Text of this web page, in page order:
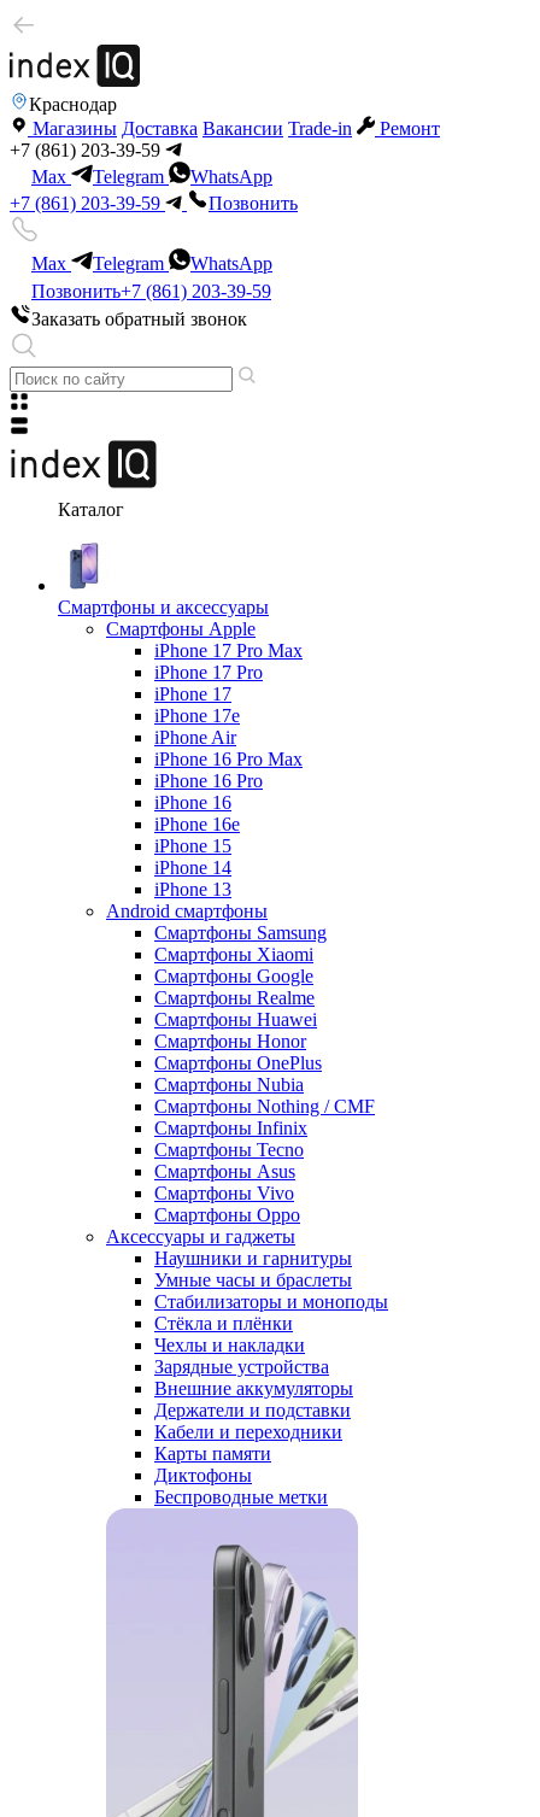
Краснодар
Магазины Доставка Вакансии Trade-in
Ремонт
+7 (861) 203-39-59
Max
Telegram
WhatsApp
+7 (861) 203-39-59
Позвонить
Max Telegram
WhatsApp
Позвонить+7 (861) 203-39-59
Заказать обратный звонок
Каталог
Смартфоны и аксессуары
Смартфоны Apple
iPhone 17 Pro Max
iPhone 17 Pro
iPhone 17
iPhone 17e
iPhone Air
iPhone 16 Pro Max
iPhone 16 Pro
iPhone 16
iPhone 16e
iPhone 15
iPhone 14
iPhone 13
Android cмартфоны
Смартфоны Samsung
Смартфоны Xiaomi
Смартфоны Google
Смартфоны Realme
Смартфоны Huawei
Смартфоны Honor
Смартфоны OnePlus
Смартфоны Nubia
Смартфоны Nothing / CMF
Смартфоны Infinix
Смартфоны Tecno
Смартфоны Asus
Смартфоны Vivo
Смартфоны Oppo
Аксессуары и гаджеты
Наушники и гарнитуры
Умные часы и браслеты
Стабилизаторы и моноподы
Стёкла и плёнки
Чехлы и накладки
Зарядные устройства
Внешние аккумуляторы
Держатели и подставки
Кабели и переходники
Карты памяти
Диктофоны
Беспроводные метки